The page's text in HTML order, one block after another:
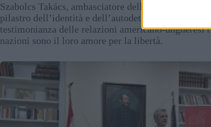
Szabolcs Takács, ambasciatore dell’Ungheria a
pilastro dell’identità e dell’autodeterminazione
testimonianza delle relazioni americano-
nazioni sono il loro amore per la libertà.